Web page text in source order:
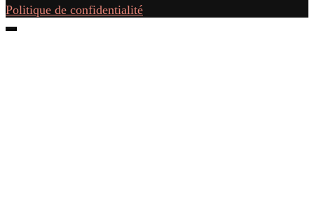
Politique de confidentialité